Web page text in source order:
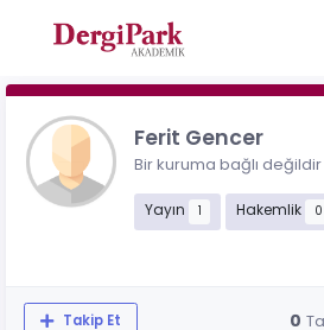
Ferit Gencer
Bir kuruma bağlı değildir
Yayın 1 Hakemlik 0
Takip Et 0